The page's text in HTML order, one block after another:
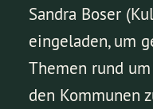
Sandra Boser
eingeladen, um
Themen rund
den Kommunen